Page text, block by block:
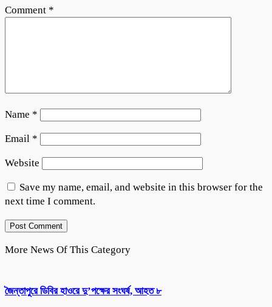
Comment *
Name *
Email *
Website
Save my name, email, and website in this browser for the
next time I comment.
More News Of This Category
জৈন্তাপুরে ডিবির হাওরে দু’পক্ষের সংঘর্ষ, আহত ৮